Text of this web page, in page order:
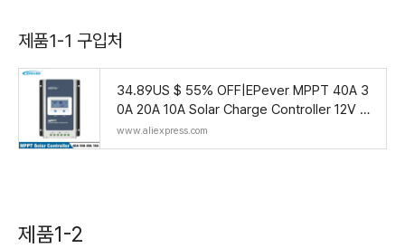
제품1-1 구입처
34.89US $ 55% OFF|EPever MPPT 40A 3
0A 20A 10A Solar Charge Controller 12V 24
V Auto Solar Panels Regulator Solar Batter
y Charger
www.aliexpress.com
제품1-2